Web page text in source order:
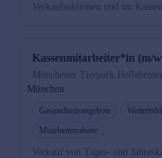
Verkaufsaktionen und im
Kassenmitarbeiter*in (m/
Münchener Tierpark
München
Gesundheitsangebote
Mitarbeiterrabatte
Verkauf von Tages- und